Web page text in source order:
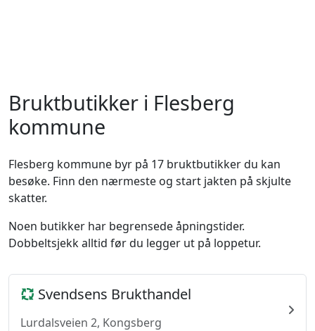
Bruktbutikker i Flesberg
kommune
Flesberg kommune byr på 17 bruktbutikker du kan
besøke. Finn den nærmeste og start jakten på skjulte
skatter.
Noen butikker har begrensede åpningstider.
Dobbeltsjekk alltid før du legger ut på loppetur.
Svendsens Brukthandel
Lurdalsveien 2, Kongsberg